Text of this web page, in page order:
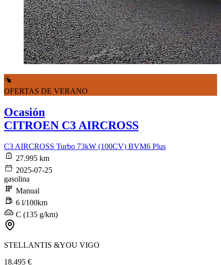
OFERTAS DE VERANO
Ocasión
CITROEN C3 AIRCROSS
C3 AIRCROSS Turbo 73kW (100CV) BVM6 Plus
27.995 km
2025-07-25
gasolina
Manual
6 l/100km
C (135 g/km)
STELLANTIS &YOU VIGO
18.495 €